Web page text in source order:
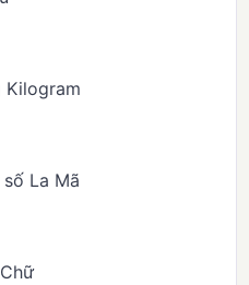
Kilogram
La Mã